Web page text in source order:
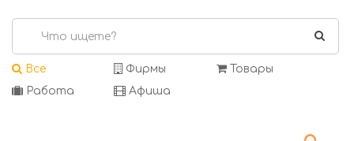
Все Фирмы
Товары
Работа
Афиша